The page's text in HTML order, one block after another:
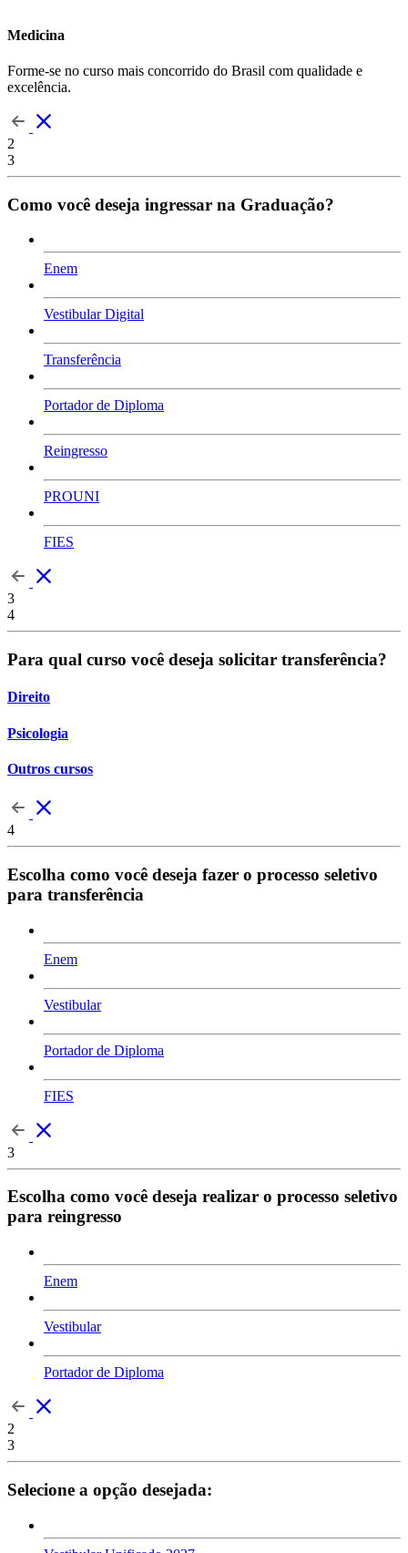
Medicina
Forme-se no curso mais concorrido do Brasil com qualidade e
excelência.
2
3
Como você deseja ingressar na Graduação?
Enem
Vestibular Digital
Transferência
Portador de Diploma
Reingresso
PROUNI
FIES
3
4
Para qual curso você deseja solicitar transferência?
Direito
Psicologia
Outros cursos
4
Escolha como você deseja fazer o processo seletivo
para transferência
Enem
Vestibular
Portador de Diploma
FIES
3
Escolha como você deseja realizar o processo seletivo
para reingresso
Enem
Vestibular
Portador de Diploma
2
3
Selecione a opção desejada: